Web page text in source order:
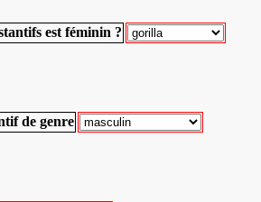
est féminin ?
de genre